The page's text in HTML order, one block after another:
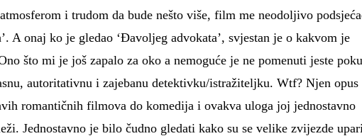
i trudom da bude nešto više, film me neodoljivo
A onaj ko je gledao ‘Đavoljeg advokata’, svjestan je o kakvom je
što mi je još zapalo za oko a nemoguće je ne pomenuti jeste
autoritativnu i zajebanu detektivku/istražiteljku. Wtf? Njen opus
romantičnih filmova do komedija i ovakva uloga joj jednostavno
Jednostavno je bilo čudno gledati kako su se velike zvijezde